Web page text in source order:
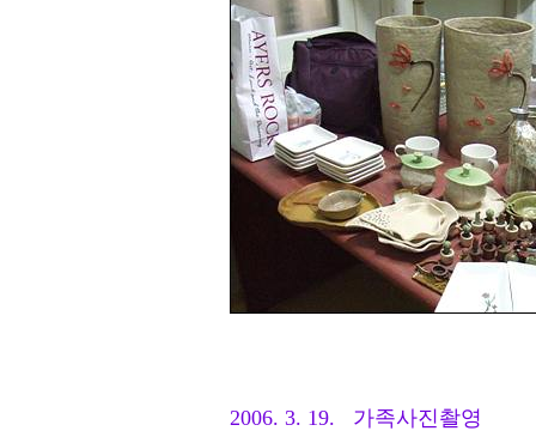
2006. 3. 19. 가족사진촬영